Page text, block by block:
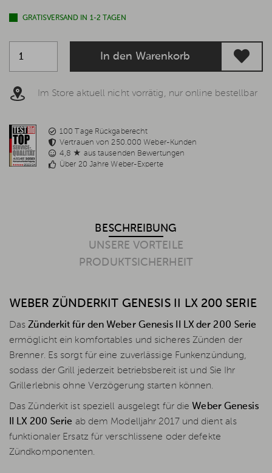
GRATISVERSAND IN 1-2 TAGEN
In den Warenkorb
Im Store aktuell nicht vorrätig, nur online bestellbar
100 Tage Rückgaberecht
Vertrauen von 250.000 Weber-Kunden
4,8 ★ aus tausenden Bewertungen
Über 20 Jahre Weber-Experte
BESCHREIBUNG
UNSERE VORTEILE
PRODUKTSICHERHEIT
WEBER ZÜNDERKIT GENESIS II LX 200 SERIE
DasZünderkit für den Weber Genesis II LX der 200 Serie
ermöglicht ein komfortables und sicheres Zünden der
Brenner. Es sorgt für eine zuverlässige Funkenzündung,
sodass der Grill jederzeit betriebsbereit ist und Sie Ihr
Grillerlebnis ohne Verzögerung starten können.
Das Zünderkit ist speziell ausgelegt für die Weber Genesis
II LX 200 Serie ab dem Modelljahr 2017 und dient als
funktionaler Ersatz für verschlissene oder defekte
Zündkomponenten.